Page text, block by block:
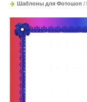
Шаблоны для Фотошоп /